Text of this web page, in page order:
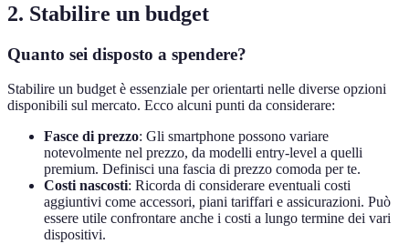
2. Stabilire un budget
Quanto sei disposto a spendere?
Stabilire un budget è essenziale per orientarti nelle diverse opzioni
disponibili sul mercato. Ecco alcuni punti da considerare:
Fasce di prezzo: Gli smartphone possono variare
notevolmente nel prezzo, da modelli entry-level a quelli
premium. Definisci una fascia di prezzo comoda per te.
Costi nascosti: Ricorda di considerare eventuali costi
aggiuntivi come accessori, piani tariffari e assicurazioni. Può
essere utile confrontare anche i costi a lungo termine dei vari
dispositivi.